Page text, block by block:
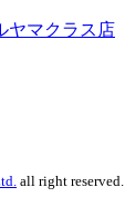
マクラス店
all right reserved.